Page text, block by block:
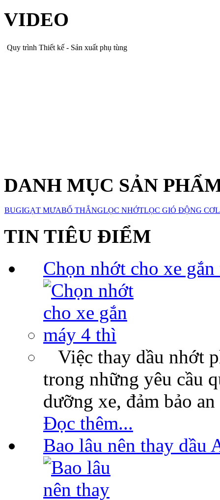
VIDEO
Quy trình Thiết kế - Sản xuất phụ tùng
DANH MỤC SẢN
BUGIGẠT MƯABỐ THẮNGLỌC NHỚTLỌC GIÓ ĐỘNG CƠ
TIN TIÊU ĐIỂM
Chọn nhớt cho xe
Việc thay dầu nhớt
trong những yêu cầu
dưỡng xe, đảm bảo
Đọc thêm...
Bao lâu nên thay dầu